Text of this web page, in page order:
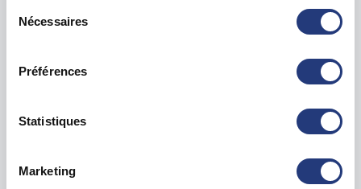
tout moment en consultant la Déclaration relative aux
cookies ou en cliquant sur l'icône de confidentialité.
Si vous le permettez, nous aimerions également :
géographique qui peuvent être précises à plusieurs
Identifier votre appareil en l'analysant activement
pour en relever les caractéristiques spécifiques
Nécessaires
Préférences
Statistiques
Marketing
Examen psychotechnique ? Pour qui ?